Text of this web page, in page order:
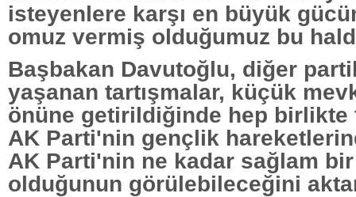
isteyenlere karşı en büyük
omuz vermiş olduğumuz bu
Başbakan Davutoğlu, diğer
yaşanan tartışmalar, küçük
önüne getirildiğinde hep birlikte
AK Parti'nin gençlik
AK Parti'nin ne kadar sağlam
olduğunun görülebileceğini